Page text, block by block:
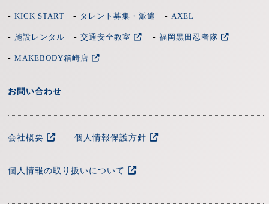
-KICK START - タレント募集・派遣 -AXEL
-施設レンタル -交通安全教室 -福岡黒田忍者隊
-MAKEBODY箱崎店
お問い合わせ
会社概要 個人情報保護方針
個人情報の取り扱いについて